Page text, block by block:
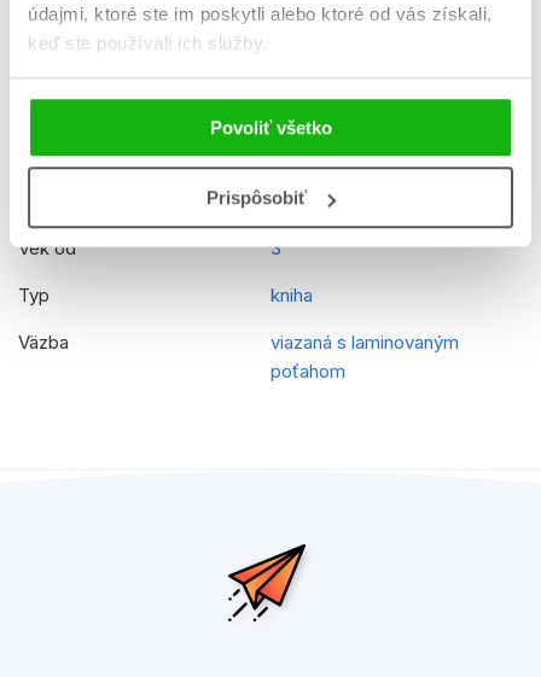
údajmi, ktoré ste im poskytli alebo ktoré od vás získali,
keď ste používali ich služby.
Povoliť všetko
Prispôsobiť
Formát 216x220 mm
Hmotnosť
Jazyk slovenčina
Rady Bing
9788025256169
Vek od 3
Typ kniha
Väzba
viazaná s laminovaným
poťahom